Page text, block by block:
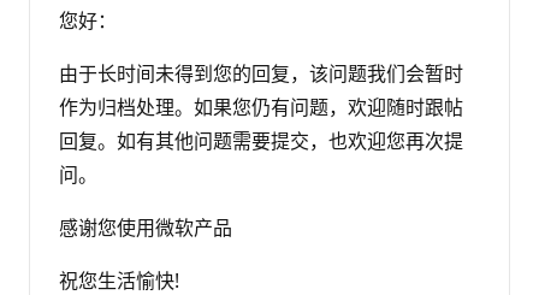
您好：
由于长时间未得到您的回复，该问题我们会暂时
作为归档处理。如果您仍有问题，欢迎随时跟帖
回复。如有其他问题需要提交，也欢迎您再次提
问。
感谢您使用微软产品
祝您生活愉快!